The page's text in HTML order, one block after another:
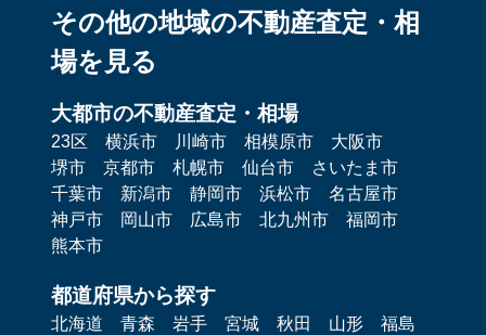
その他の地域の不動産査定・相
場を見る
大都市の不動産査定・相場
23区 横浜市 川崎市 相模原市
大阪市
堺市
京都市 札幌市 仙台市
さいたま市
千葉市
新潟市 静岡市 浜松市
名古屋市
神戸市
岡山市 広島市 北九州市
福岡市
熊本市
都道府県から探す
北海道 青森 岩手 宮城 秋田 山形
福島